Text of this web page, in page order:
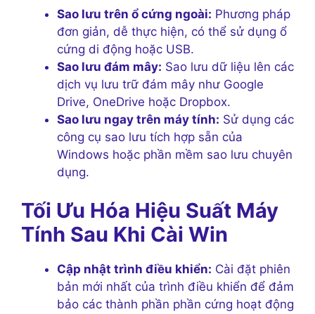
Sao lưu trên ổ cứng ngoài: Phương pháp
đơn giản, dễ thực hiện, có thể sử dụng ổ
cứng di động hoặc USB.
Sao lưu đám mây: Sao lưu dữ liệu lên các
dịch vụ lưu trữ đám mây như Google
Drive, OneDrive hoặc Dropbox.
Sao lưu ngay trên máy tính: Sử dụng các
công cụ sao lưu tích hợp sẵn của
Windows hoặc phần mềm sao lưu chuyên
dụng.
Tối Ưu Hóa Hiệu Suất Máy
Tính Sau Khi Cài Win
Cập nhật trình điều khiển: Cài đặt phiên
bản mới nhất của trình điều khiển để đảm
bảo các thành phần phần cứng hoạt động